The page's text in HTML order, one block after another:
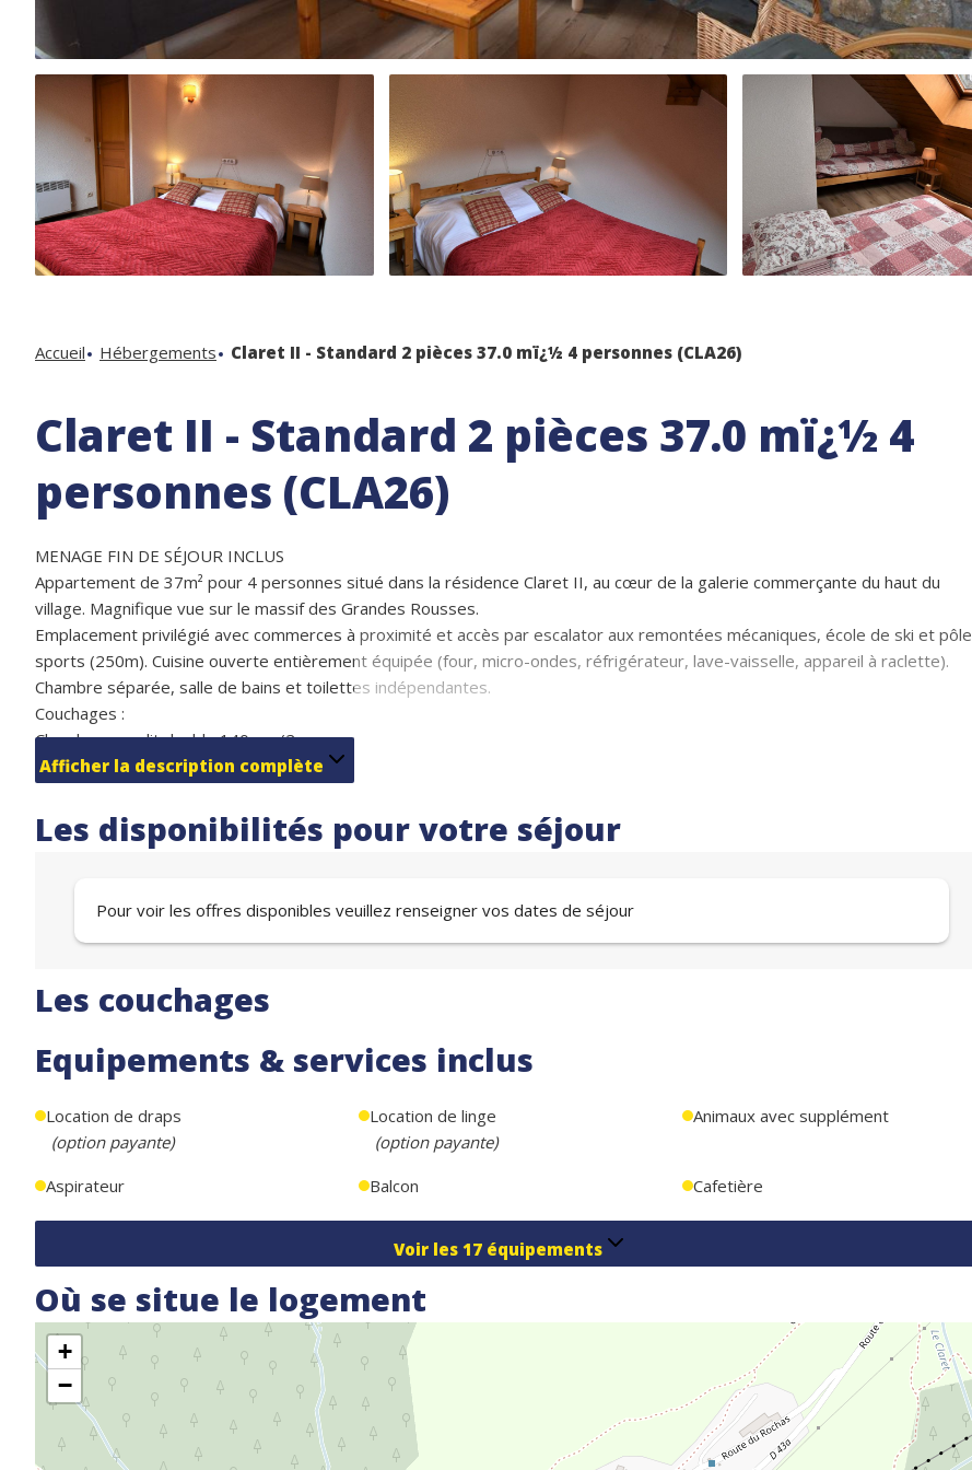
Accueil Hébergements Claret II - Standard 2 pièces 37.0 mï¿½ 4 personnes (CLA26)
Claret II - Standard 2 pièces 37.0 mï¿½ 4
personnes (CLA26)
MENAGE FIN DE SÉJOUR INCLUS
Appartement de 37m² pour 4 personnes situé dans la résidence Claret II, au cœur de la galerie commerçante du haut du
village. Magnifique vue sur le massif des Grandes Rousses.
Emplacement privilégié avec commerces à proximité et accès par escalator aux remontées mécaniques, école de ski et pôle
sports (250m). Cuisine ouverte entièrement équipée (four, micro-ondes, réfrigérateur, lave-vaisselle, appareil à raclette).
Chambre séparée, salle de bains et toilettes indépendantes.
Couchages :
Chambre avec lit double 140 cm (2 personnes)
Coin montagne avec lits superposés 90 cm (2 personnes)
Afficher la description complète
Les disponibilités pour votre séjour
Pour voir les offres disponibles veuillez renseigner vos dates de séjour
Les couchages
Equipements & services inclus
Location de draps
(option payante)
Location de linge
(option payante)
Animaux avec supplément
Aspirateur Balcon Cafetière
Voir les 17 équipements
Où se situe le logement
+
−